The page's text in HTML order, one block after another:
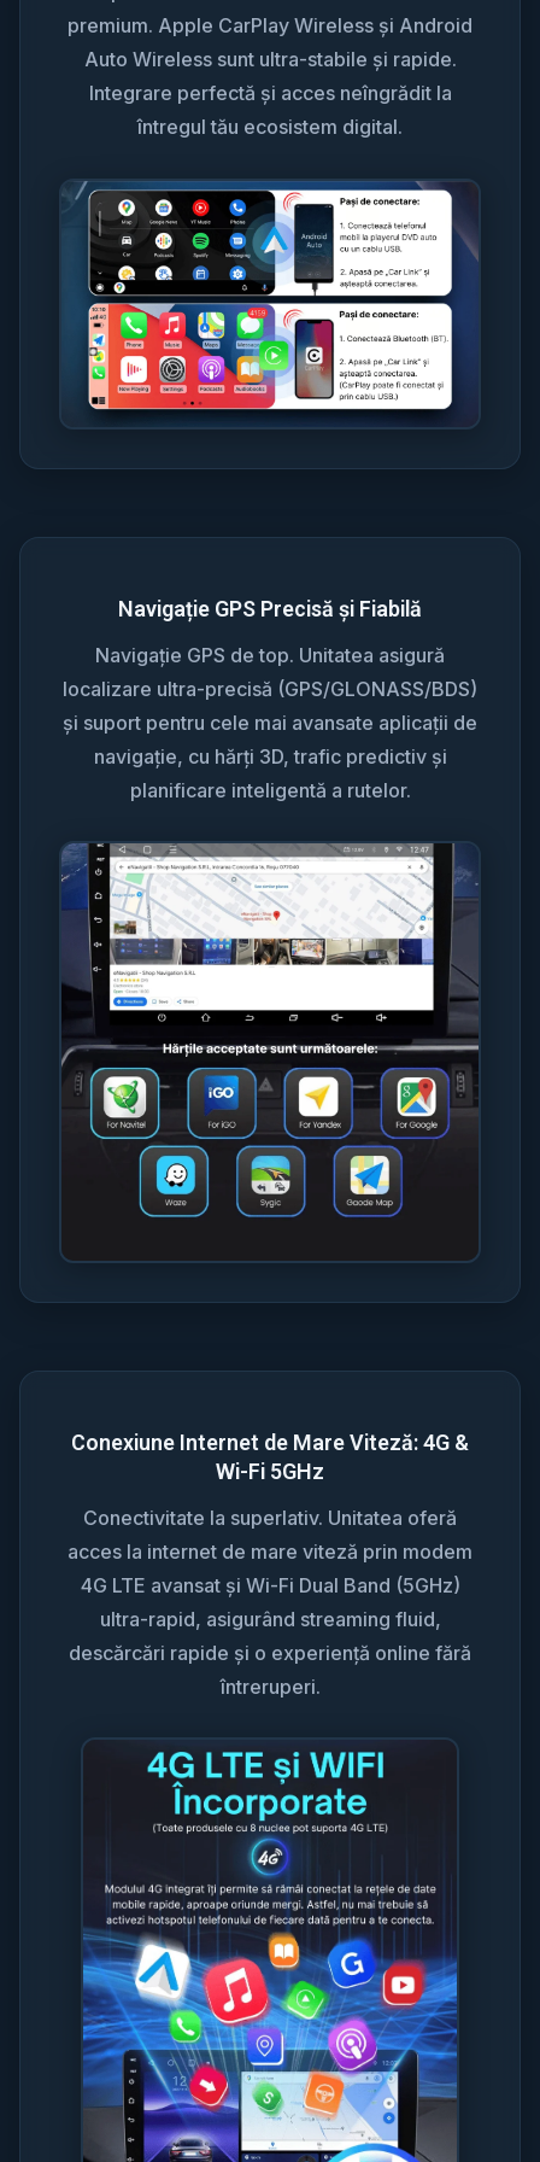
premium. Apple CarPlay Wireless și Android
Auto Wireless sunt ultra-stabile și rapide.
Integrare perfectă și acces neîngrădit la
întregul tău ecosistem digital.
Navigație GPS Precisă și Fiabilă
Navigație GPS de top. Unitatea asigură
localizare ultra-precisă (GPS/GLONASS/BDS)
și suport pentru cele mai avansate aplicații de
navigație, cu hărți 3D, trafic predictiv și
planificare inteligentă a rutelor.
Conexiune Internet de Mare Viteză: 4G &
Wi-Fi 5GHz
Conectivitate la superlativ. Unitatea oferă
acces la internet de mare viteză prin modem
4G LTE avansat și Wi-Fi Dual Band (5GHz)
ultra-rapid, asigurând streaming fluid,
descărcări rapide și o experiență online fără
întreruperi.